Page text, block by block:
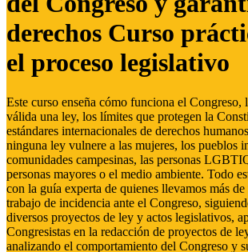
derechos Curso
el proceso legislativo
Este curso enseña cómo funciona el Congreso,
válida una ley, los límites que protegen la
estándares internacionales de derechos
ninguna ley vulnere a las mujeres, los pueblos
comunidades campesinas, las personas
personas mayores o el medio ambiente. Todo
con la guía experta de quienes llevamos más de
trabajo de incidencia ante el Congreso,
diversos proyectos de ley y actos legislativos,
Congresistas en la redacción de proyectos de
analizando el comportamiento del Congreso y